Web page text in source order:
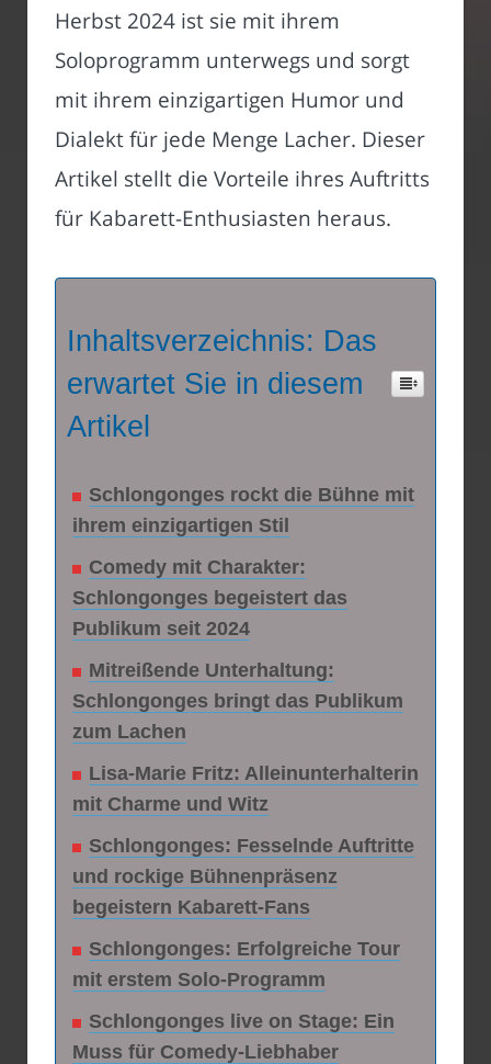
Herbst 2024 ist sie mit ihrem
Soloprogramm unterwegs und sorgt
mit ihrem einzigartigen Humor und
Dialekt für jede Menge Lacher. Dieser
Artikel stellt die Vorteile ihres Auftritts
für Kabarett-Enthusiasten heraus.
Inhaltsverzeichnis: Das
erwartet Sie in diesem
Artikel
Schlongonges rockt die Bühne mit
ihrem einzigartigen Stil
Comedy mit Charakter:
Schlongonges begeistert das
Publikum seit 2024
Mitreißende Unterhaltung:
Schlongonges bringt das Publikum
zum Lachen
Lisa-Marie Fritz: Alleinunterhalterin
mit Charme und Witz
Schlongonges: Fesselnde Auftritte
und rockige Bühnenpräsenz
begeistern Kabarett-Fans
Schlongonges: Erfolgreiche Tour
mit erstem Solo-Programm
Schlongonges live on Stage: Ein
Muss für Comedy-Liebhaber